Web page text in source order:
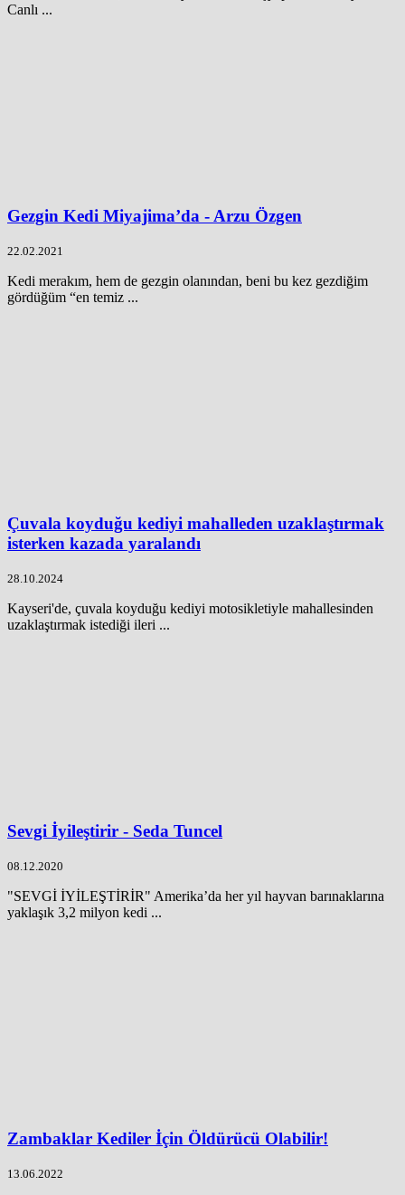
Canlı ...
Gezgin Kedi Miyajima’da - Arzu Özgen
22.02.2021
Kedi merakım, hem de gezgin olanından, beni bu kez gezdiğim
gördüğüm “en temiz ...
Çuvala koyduğu kediyi mahalleden uzaklaştırmak
isterken kazada yaralandı
28.10.2024
Kayseri'de, çuvala koyduğu kediyi motosikletiyle mahallesinden
uzaklaştırmak istediği ileri ...
Sevgi İyileştirir - Seda Tuncel
08.12.2020
"SEVGİ İYİLEŞTİRİR" Amerika’da her yıl hayvan barınaklarına
yaklaşık 3,2 milyon kedi ...
Zambaklar Kediler İçin Öldürücü Olabilir!
13.06.2022